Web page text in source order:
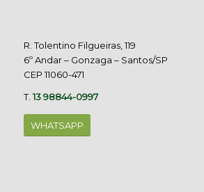
R. Tolentino Filgueiras, 119
6º Andar – Gonzaga – Santos/SP
CEP 11060-471
T.13 98844-0997
WHATSAPP